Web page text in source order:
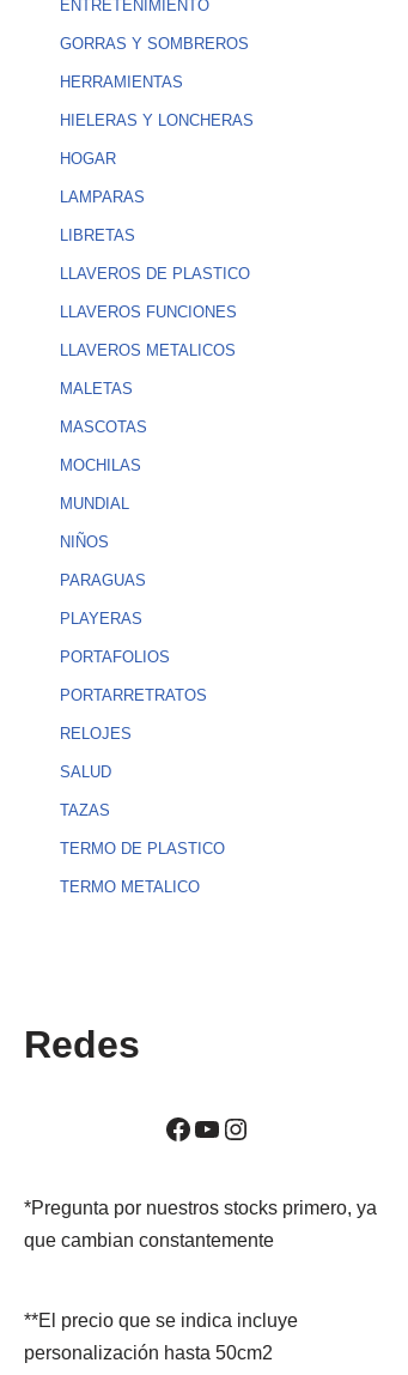
ENTRETENIMIENTO
GORRAS Y SOMBREROS
HERRAMIENTAS
HIELERAS Y LONCHERAS
HOGAR
LAMPARAS
LIBRETAS
LLAVEROS DE PLASTICO
LLAVEROS FUNCIONES
LLAVEROS METALICOS
MALETAS
MASCOTAS
MOCHILAS
MUNDIAL
NIÑOS
PARAGUAS
PLAYERAS
PORTAFOLIOS
PORTARRETRATOS
RELOJES
SALUD
TAZAS
TERMO DE PLASTICO
TERMO METALICO
Redes
*Pregunta por nuestros stocks primero, ya
que cambian constantemente
**El precio que se indica incluye
personalización hasta 50cm2